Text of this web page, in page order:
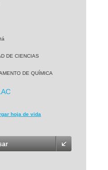
DE CIENCIAS
DE QUÍMICA
hoja de vida